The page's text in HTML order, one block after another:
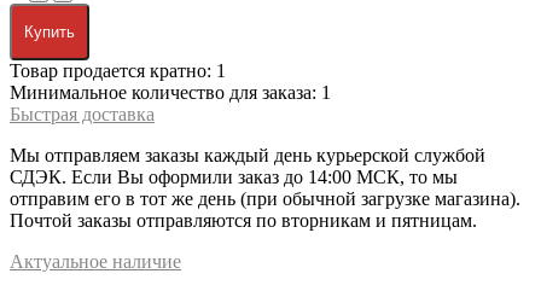
Купить
Товар продается кратно: 1
Минимальное количество для заказа: 1
Быстрая доставка
Мы отправляем заказы каждый день курьерской службой
СДЭК. Если Вы оформили заказ до 14:00 МСК, то мы
отправим его в тот же день (при обычной загрузке магазина).
Почтой заказы отправляются по вторникам и пятницам.
Актуальное наличие